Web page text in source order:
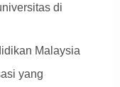
di
Malaysia
yang